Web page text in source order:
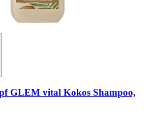
GLEM vital Kokos Shampoo,